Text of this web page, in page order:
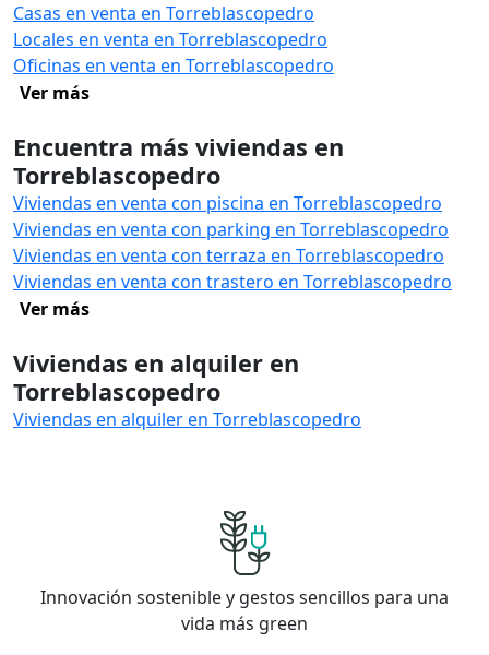
Casas en venta en Torreblascopedro
Locales en venta en Torreblascopedro
Oficinas en venta en Torreblascopedro
Ver más
Encuentra más viviendas en
Torreblascopedro
Viviendas en venta con piscina en Torreblascopedro
Viviendas en venta con parking en Torreblascopedro
Viviendas en venta con terraza en Torreblascopedro
Viviendas en venta con trastero en Torreblascopedro
Ver más
Viviendas en alquiler en
Torreblascopedro
Viviendas en alquiler en Torreblascopedro
Innovación sostenible y gestos sencillos para una
vida más green